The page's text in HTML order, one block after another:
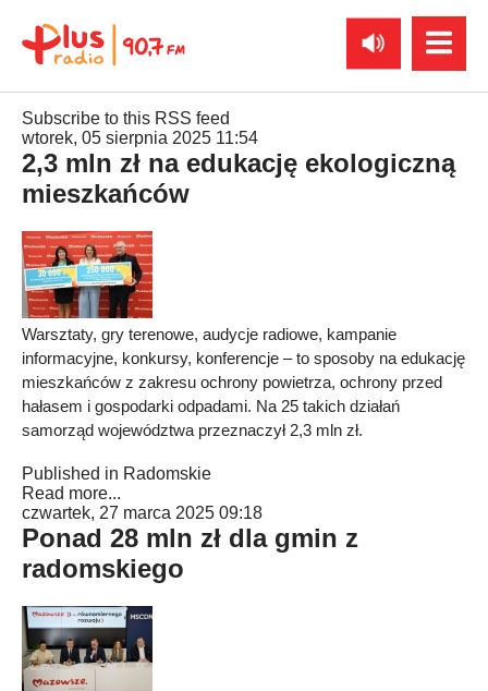
Subscribe to this RSS feed
wtorek, 05 sierpnia 2025 11:54
2,3 mln zł na edukację ekologiczną
mieszkańców
Warsztaty, gry terenowe, audycje radiowe, kampanie
informacyjne, konkursy, konferencje – to sposoby na edukację
mieszkańców z zakresu ochrony powietrza, ochrony przed
hałasem i gospodarki odpadami. Na 25 takich działań
samorząd województwa przeznaczył 2,3 mln zł.
Published in Radomskie
Read more...
czwartek, 27 marca 2025 09:18
Ponad 28 mln zł dla gmin z
radomskiego